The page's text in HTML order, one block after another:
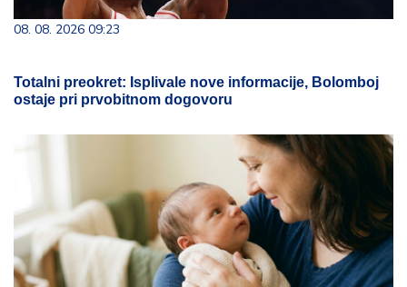
08. 08. 2026 09:23
Totalni preokret: Isplivale nove informacije, Bolomboj
ostaje pri prvobitnom dogovoru